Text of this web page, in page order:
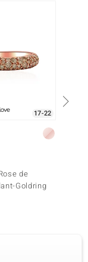
17-22
de
Goldring